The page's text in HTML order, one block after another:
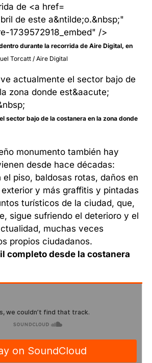
de este a&ntilde;o.&nbsp;"
1739572918_embed" />
durante la recorrida de Aire Digital, en
Torcatt / Aire Digital
sector bajo de la costanera en la zona donde
monumento también hay
desde hace décadas:
el piso, baldosas rotas, daños en
y más graffitis y pintadas
turísticos de la ciudad, que,
sigue sufriendo el deterioro y el
muchas veces
propios ciudadanos.
completo desde la costanera